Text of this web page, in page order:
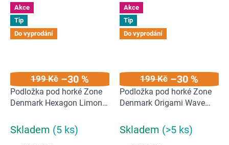
Akce
Tip
Do vyprodání
199 Kč –30 %
Podložka pod horké Zone
Denmark Hexagon Limone
Skladem (5 ks)
Akce
Tip
Do vyprodání
199 Kč –30 %
Podložka pod horké Zone
Denmark Origami Wave
Skladem (>5 ks)